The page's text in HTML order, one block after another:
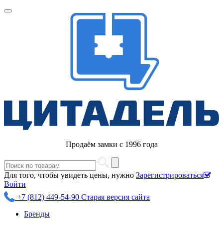
Продаём замки с 1996 года
Для того, чтобы увидеть цены, нужно Зарегистрироваться
Войти
+7 (812) 449-54-90 Старая версия сайта
Бренды